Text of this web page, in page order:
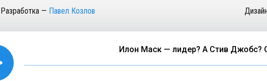
Разработка — Павел Козлов Дизайн
Илон Маск — лидер? А Стив Джобс?